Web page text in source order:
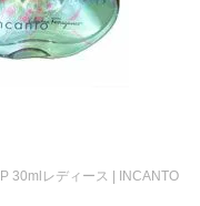
30mlレディース | INCANTO